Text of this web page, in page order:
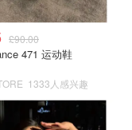
7)
个核心，意味着可
日常办公、影音娱
£90.00
471 运动鞋
1333人感兴趣